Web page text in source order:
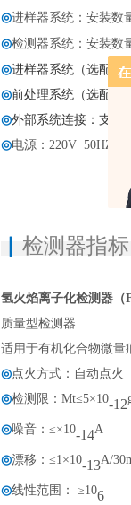
◎进样器系统：安装数
◎检测器系统：安装数
◎进样器系统（选配）
◎前处理系统（选配）
◎外部系统连接：支持
◎电源：220V 50HZ
检测器指标
氢火焰离子化检测器（
质量型检测器
适用于有机化合物微量
◎点火方式：自动点火
◎检测限：Mt≤5×10-1 2
◎噪音：≤×10-14A
◎漂移：≤1×10-13A/
◎线性范围： ≥106